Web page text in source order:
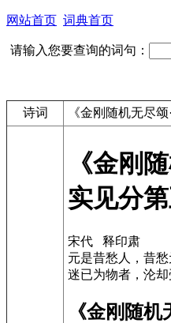
网站首页 词典首页
请输入您要查询的词句：
诗词 《金刚随机无尽
《金刚
实见分
宋代 释印肃
元是昔愁人，昔愁
迷已为物者，沦却
《金刚随